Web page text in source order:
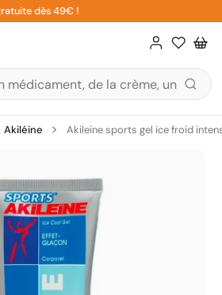
dès 49€ !
Akiléine Akileine sports gel ice froid